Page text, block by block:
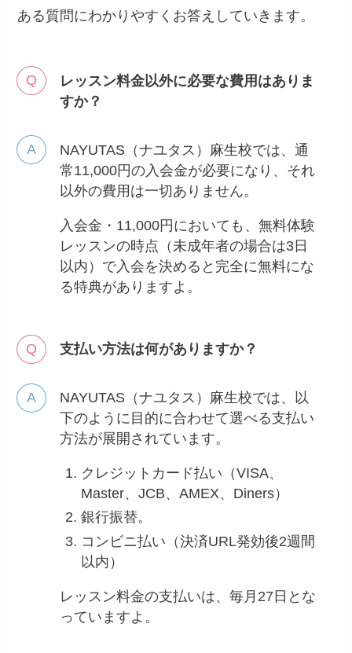
ある質問にわかりやすくお答えしていきます。
レッスン料金以外に必要な費用はありま
すか？
NAYUTAS（ナユタス）麻生校では、通
常11,000円の入会金が必要になり、それ
以外の費用は一切ありません。
入会金・11,000円においても、無料体験
レッスンの時点（未成年者の場合は3日
以内）で入会を決めると完全に無料にな
る特典がありますよ。
支払い方法は何がありますか？
NAYUTAS（ナユタス）麻生校では、以
下のように目的に合わせて選べる支払い
方法が展開されています。
クレジットカード払い（VISA、
Master、JCB、AMEX、Diners）
銀行振替。
コンビニ払い（決済URL発効後2週間
以内）
レッスン料金の支払いは、毎月27日とな
っていますよ。